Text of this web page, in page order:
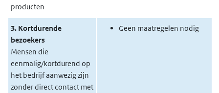
producten
3. Kortdurende
bezoekers
Mensen die
eenmalig/kortdurend op
het bedrijf aanwezig zijn
zonder direct contact met
Geen maatregelen nodig